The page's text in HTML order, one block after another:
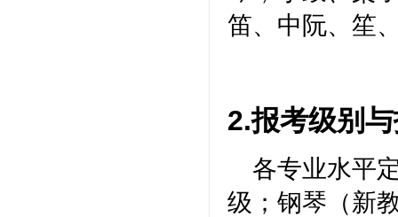
笛、中阮、笙
2.报考级别
各专业水平
级；钢琴（新